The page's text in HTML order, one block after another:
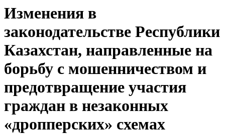
Изменения в
законодательстве Республики
Казахстан, направленные на
борьбу с мошенничеством и
предотвращение участия
граждан в незаконных
«дропперских» схемах